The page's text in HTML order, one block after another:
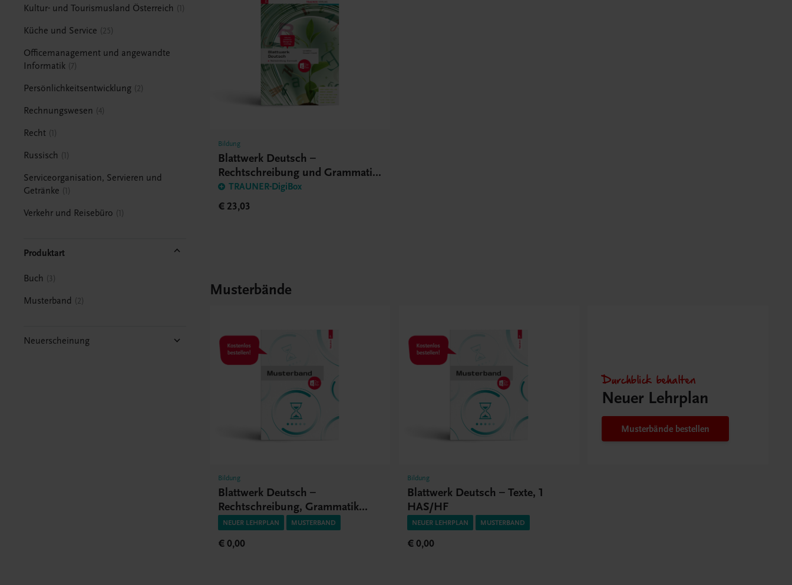
Kultur- und Tourismusland Österreich 1
Küche und Service 25
Officemanagement und angewandte
Informatik 7
Persönlichkeitsentwicklung 2
Rechnungswesen 4
Recht 1
Russisch 1
Serviceorganisation, Servieren und
Getränke
1
Verkehr und Reisebüro 1
Produktart
Buch 3
Musterband 2
Neuerscheinung
Bildung
Blattwerk Deutsch –
Rechtschreibung und Grammatik
BHS/BMS
TRAUNER-DigiBox
€ 23,03
Musterbände
Bildung
Blattwerk Deutsch –
Rechtschreibung, Grammatik
HAK/HAS/HLT/HF/FW
NEUER LEHRPLAN MUSTERBAND
€ 0,00
Bildung
Blattwerk Deutsch – Texte, 1
HAS/HF
NEUER LEHRPLAN MUSTERBAND
€ 0,00
Durchblick behalten
Neuer Lehrplan
Musterbände bestellen